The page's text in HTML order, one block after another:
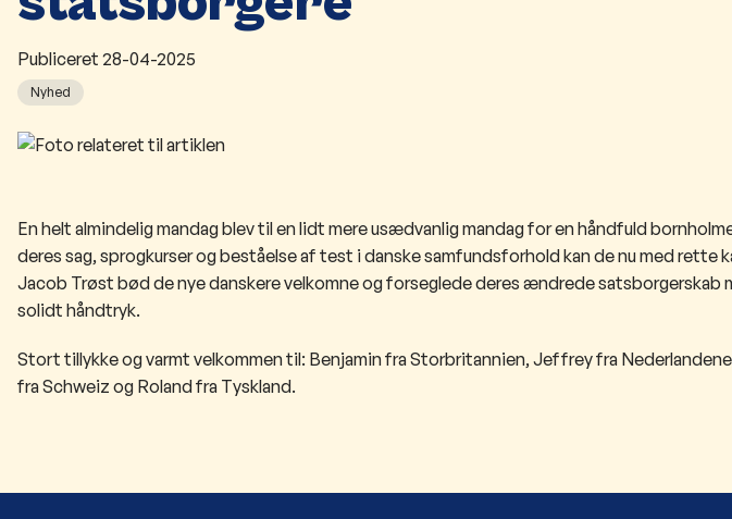
Publiceret 28-04-2025
Nyhed
En helt almindelig mandag blev til en lidt mere usædvanlig mandag for en håndfuld
deres sag, sprogkurser og beståelse af test i danske samfundsforhold kan de nu med rette
Jacob Trøst bød de nye danskere velkomne og forseglede deres ændrede
solidt håndtryk.
Stort tillykke og varmt velkommen til: Benjamin fra Storbritannien, Jeffrey fra
fra Schweiz og Roland fra Tyskland.